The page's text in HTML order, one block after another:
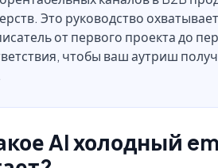
Это руководство
от первого проекта до
чтобы ваш аутриш
AI холодный